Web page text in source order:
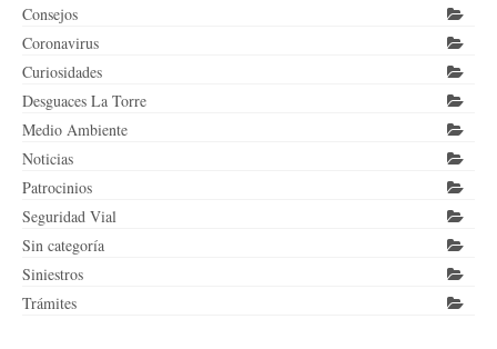
Consejos
Coronavirus
Curiosidades
Desguaces La Torre
Medio Ambiente
Noticias
Patrocinios
Seguridad Vial
Sin categoría
Siniestros
Trámites